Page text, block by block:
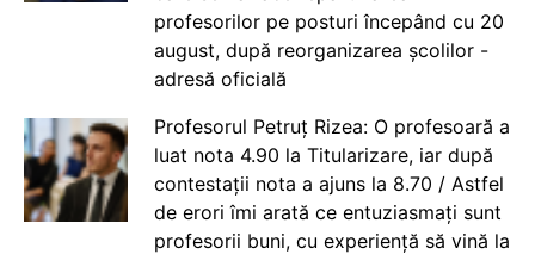
profesorilor pe posturi începând cu 20
august, după reorganizarea școlilor -
adresă oficială
Profesorul Petruț Rizea: O profesoară a
luat nota 4.90 la Titularizare, iar după
contestații nota a ajuns la 8.70 / Astfel
de erori îmi arată ce entuziasmați sunt
profesorii buni, cu experiență să vină la